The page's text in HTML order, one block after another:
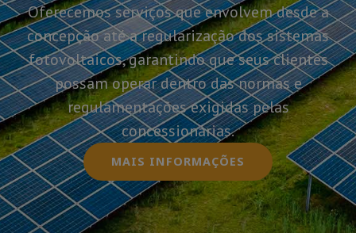
Oferecemos serviços que envolvem desde a
concepção até a regularização dos sistemas
fotovoltaicos, garantindo que seus clientes
possam operar dentro das normas e
regulamentações exigidas pelas
concessionárias.
MAIS INFORMAÇÕES